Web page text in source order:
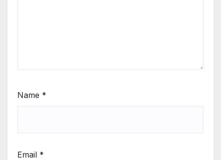
Name *
Email *